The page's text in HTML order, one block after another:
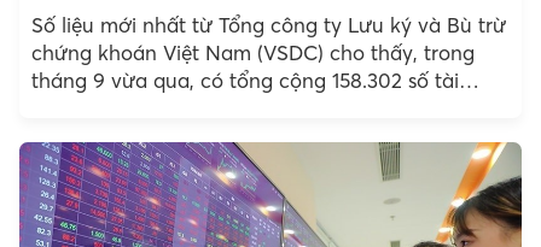
Số liệu mới nhất từ Tổng công ty Lưu ký và Bù trừ
chứng khoán Việt Nam (VSDC) cho thấy, trong
tháng 9 vừa qua, có tổng cộng 158.302 số tài